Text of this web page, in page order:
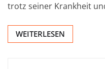
trotz seiner Krankheit
WEITERLESEN